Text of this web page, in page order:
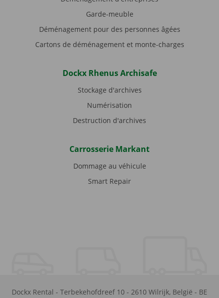
Garde-meuble
Déménagement pour des personnes âgées
Cartons de déménagement et monte-charges
Dockx Rhenus Archisafe
Stockage d'archives
Numérisation
Destruction d'archives
Carrosserie Markant
Dommage au véhicule
Smart Repair
Dockx Rental - Terbekehofdreef 10 - 2610 Wilrijk, België - BE